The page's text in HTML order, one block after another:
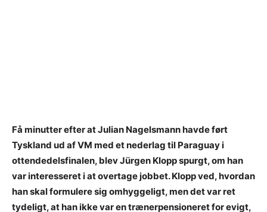
Få minutter efter at Julian Nagelsmann havde ført
Tyskland ud af VM med et nederlag til Paraguay i
ottendedelsfinalen, blev Jürgen Klopp spurgt, om han
var interesseret i at overtage jobbet. Klopp ved, hvordan
han skal formulere sig omhyggeligt, men det var ret
tydeligt, at han ikke var en trænerpensioneret for evigt,